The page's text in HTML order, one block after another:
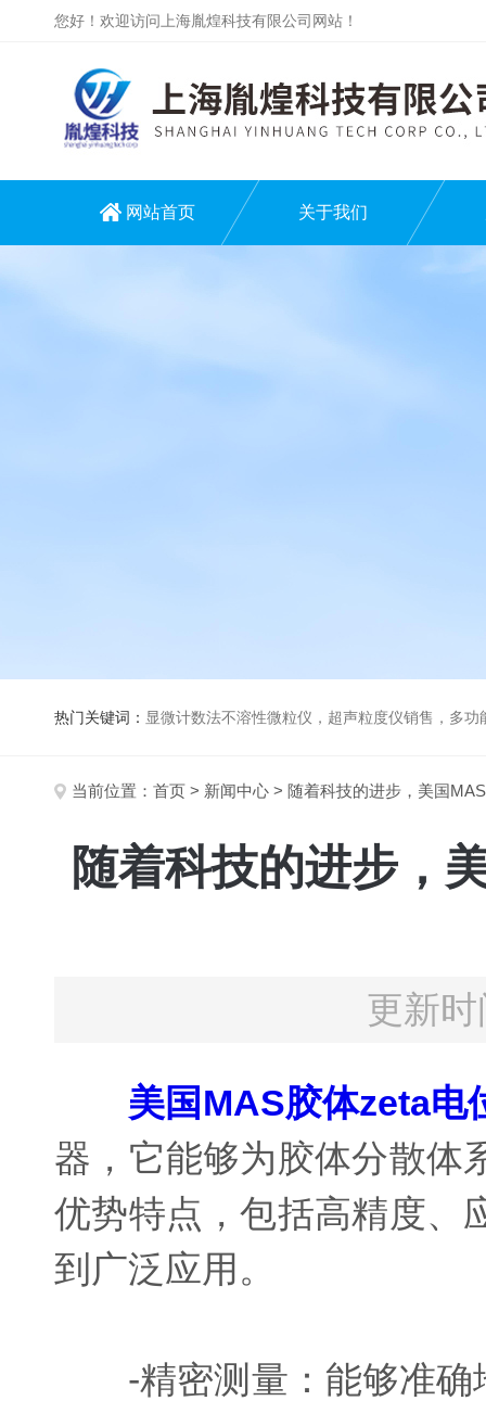
您好！欢迎访问上海胤煌科技有限公司网站！
网站首页 关于我们
热门关键词： 显微计数法不溶性微粒仪，超声粒度仪销售，多功能超声粒度分析仪，粒度及
当前位置： 首页 > 新闻中心 > 随着科技的进步，美国
随着科技的进步，
更新
美国MAS胶体zeta电
器，它能够为胶体分散体
优势特点，包括高精度、
到广泛应用。
-精密测量：能够准确